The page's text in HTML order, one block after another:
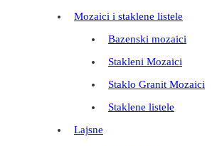
Mozaici i staklene listele
Bazenski mozaici
Stakleni Mozaici
Staklo Granit Mozaici
Staklene listele
Lajsne